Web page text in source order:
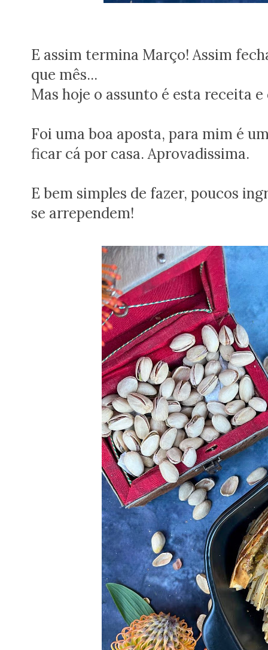
E assim termina Março! Assim
que mês...
Mas hoje o assunto é esta receita
Foi uma boa aposta, para mim é
ficar cá por casa. Aprovadissima.
E bem simples de fazer, poucos
se arrependem!